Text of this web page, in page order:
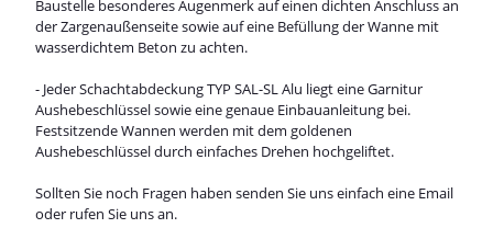
Baustelle besonderes Augenmerk auf einen dichten Anschluss an
der Zargenaußenseite sowie auf eine Befüllung der Wanne mit
wasserdichtem Beton zu achten.
- Jeder Schachtabdeckung TYP SAL-SL Alu liegt eine Garnitur
Aushebeschlüssel sowie eine genaue Einbauanleitung bei.
Festsitzende Wannen werden mit dem goldenen
Aushebeschlüssel durch einfaches Drehen hochgeliftet.
Sollten Sie noch Fragen haben senden Sie uns einfach eine Email
oder rufen Sie uns an.